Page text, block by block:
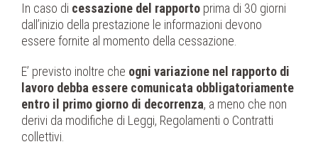
In caso di cessazione del rapporto prima di 30 giorni
dall’inizio della prestazione le informazioni devono
essere fornite al momento della cessazione.
E’ previsto inoltre che ogni variazione nel rapporto di
lavoro debba essere comunicata obbligatoriamente
entro il primo giorno di decorrenza, a meno che non
derivi da modifiche di Leggi, Regolamenti o Contratti
collettivi.